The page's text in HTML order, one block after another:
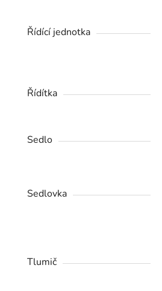
Řídící jednotka
Řídítka
Sedlo
Sedlovka
Tlumič